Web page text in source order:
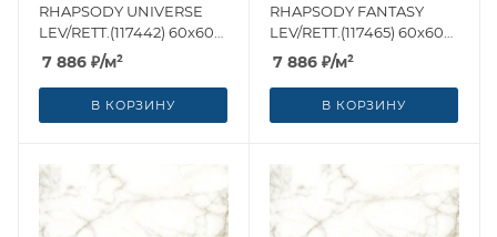
RHAPSODY UNIVERSE
LEV/RETT.(117442) 60x60
от Naxos Ceramica
(Италия)
7 886 ₽/м²
В КОРЗИНУ
RHAPSODY FANTASY
LEV/RETT.(117465) 60x60
от Naxos Ceramica
(Италия)
7 886 ₽/м²
В КОРЗИНУ